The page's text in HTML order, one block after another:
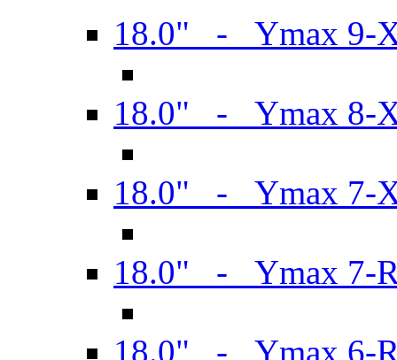
18.0" - Ymax 9-
18.0" - Ymax 8-
18.0" - Ymax 7-
18.0" - Ymax 7-
18.0" - Ymax 6-